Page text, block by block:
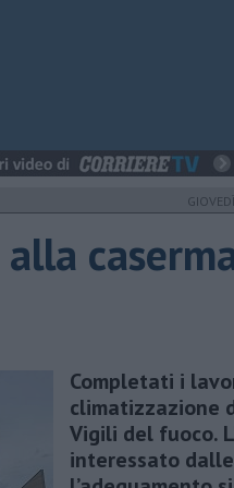
​Completati i
climatizzazione
Vigili del fuoco.
interessato